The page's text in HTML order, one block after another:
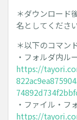
＊ダウンロード
名としてください
＊以下のコマン
・フォルダ内ル
https://
・ファイル・フ
https://